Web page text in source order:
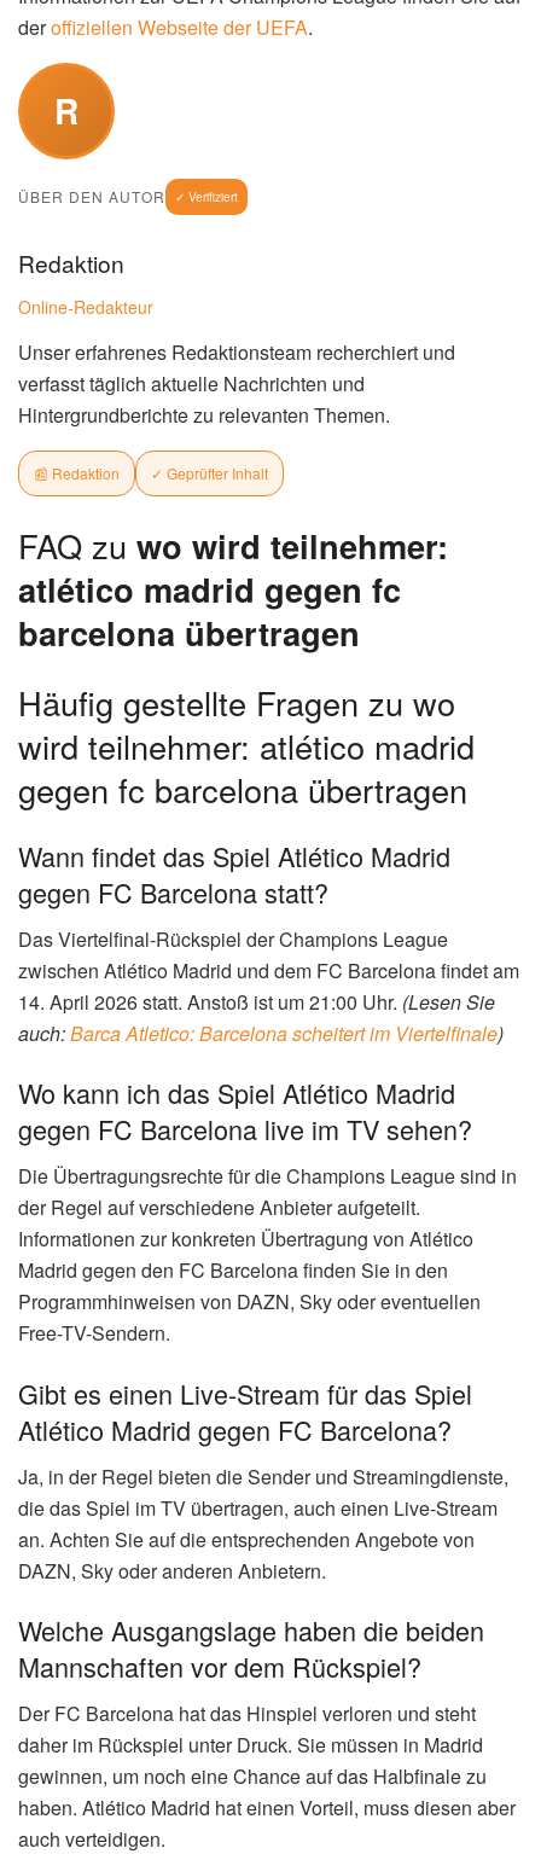
deroffiziellen Webseite der UEFA.
R
ÜBER DEN AUTOR ✓ Verifiziert
Redaktion
Online-Redakteur
Unser erfahrenes Redaktionsteam recherchiert und
verfasst täglich aktuelle Nachrichten und
Hintergrundberichte zu relevanten Themen.
📰 Redaktion ✓ Geprüfter Inhalt
FAQ zu wo wird teilnehmer:
atlético madrid gegen fc
barcelona übertragen
Häufig gestellte Fragen zu wo
wird teilnehmer: atlético madrid
gegen fc barcelona übertragen
Wann findet das Spiel Atlético Madrid
gegen FC Barcelona statt?
Das Viertelfinal-Rückspiel der Champions League
zwischen Atlético Madrid und dem FC Barcelona findet am
14. April 2026 statt. Anstoß ist um 21:00 Uhr. (Lesen Sie
auch:Barca Atletico: Barcelona scheitert im Viertelfinale)
Wo kann ich das Spiel Atlético Madrid
gegen FC Barcelona live im TV sehen?
Die Übertragungsrechte für die Champions League sind in
der Regel auf verschiedene Anbieter aufgeteilt.
Informationen zur konkreten Übertragung von Atlético
Madrid gegen den FC Barcelona finden Sie in den
Programmhinweisen von DAZN, Sky oder eventuellen
Free-TV-Sendern.
Gibt es einen Live-Stream für das Spiel
Atlético Madrid gegen FC Barcelona?
Ja, in der Regel bieten die Sender und Streamingdienste,
die das Spiel im TV übertragen, auch einen Live-Stream
an. Achten Sie auf die entsprechenden Angebote von
DAZN, Sky oder anderen Anbietern.
Welche Ausgangslage haben die beiden
Mannschaften vor dem Rückspiel?
Der FC Barcelona hat das Hinspiel verloren und steht
daher im Rückspiel unter Druck. Sie müssen in Madrid
gewinnen, um noch eine Chance auf das Halbfinale zu
haben. Atlético Madrid hat einen Vorteil, muss diesen aber
auch verteidigen.